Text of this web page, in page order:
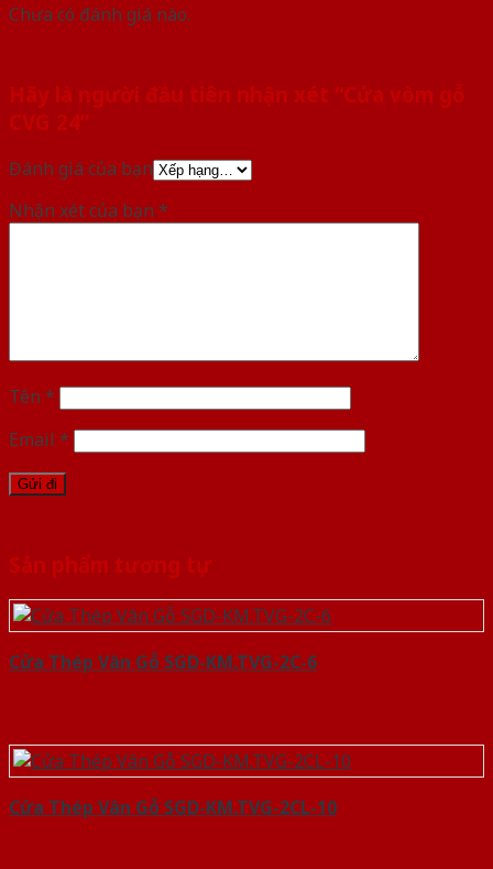
Chưa có đánh giá nào.
Hãy là người đầu tiên nhận xét “Cửa vòm gỗ
CVG 24”
Đánh giá của bạn
Nhận xét của bạn *
Tên *
Email *
Sản phẩm tương tự
Cửa Thép Vân Gỗ SGD-KM.TVG-2C-6
Cửa Thép Vân Gỗ SGD-KM.TVG-2CL-10